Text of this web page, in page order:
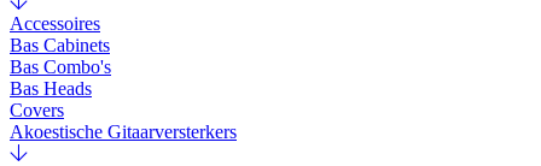
Accessoires
Bas Cabinets
Bas Combo's
Bas Heads
Covers
Akoestische Gitaarversterkers